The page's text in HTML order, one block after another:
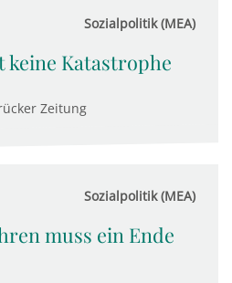
Sozialpolitik (MEA)
Katastrophe
Zeitung
Sozialpolitik (MEA)
muss ein Ende